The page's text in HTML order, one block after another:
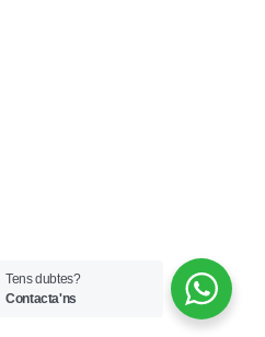
Tens dubtes?
Contacta'ns